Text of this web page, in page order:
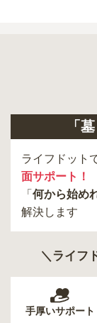
現地への見学が難
「
ライフドット
面サポート！
「 何から始め
解決します
＼ライフ
手厚いサポート